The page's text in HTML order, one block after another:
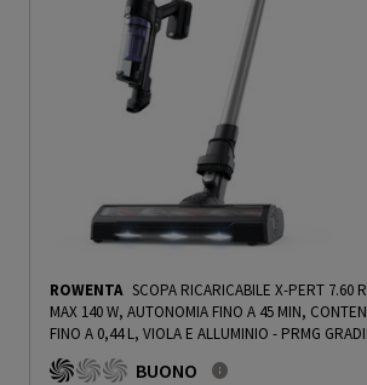
ROWENTA SCOPA RICARICABILE X-PERT 7.60
MAX 140 W, AUTONOMIA FINO A 45 MIN,
FINO A 0,44 L, VIOLA E ALLUMINIO - PRMG
-PRMG GRADING OOCN - 14.99%
BUONO